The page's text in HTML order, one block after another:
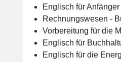
Englisch für
Rechnungswesen -
Vorbereitung für die
Englisch für
Englisch für die